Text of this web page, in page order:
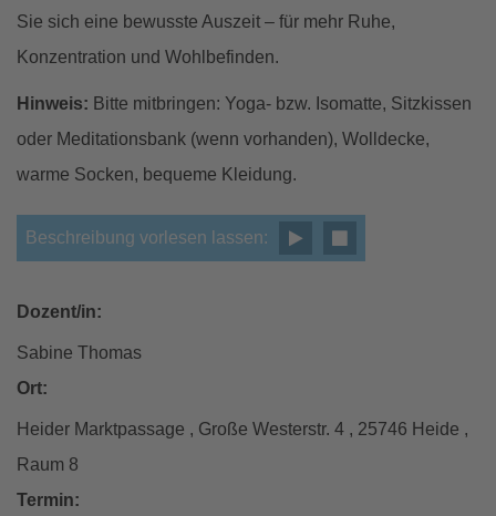
Sie sich eine bewusste Auszeit – für mehr Ruhe,
Konzentration und Wohlbefinden.
Hinweis: Bitte mitbringen: Yoga- bzw. Isomatte, Sitzkissen
oder Meditationsbank (wenn vorhanden), Wolldecke,
warme Socken, bequeme Kleidung.
Beschreibung vorlesen lassen:
Dozent/in:
Sabine Thomas
Ort:
Heider Marktpassage , Große Westerstr. 4 , 25746 Heide ,
Raum 8
Termin: